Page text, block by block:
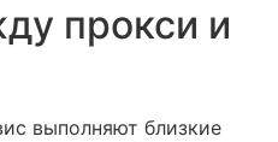
прокси и
выполняют близкие